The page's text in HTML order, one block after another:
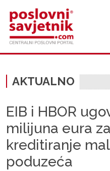
AKTUALNO
EIB i HBOR
milijuna eura
kreditiranje
poduzeća